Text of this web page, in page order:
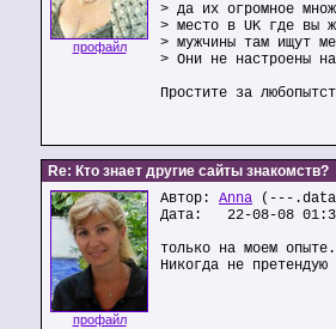
профайл
> да их огромное
> место в UK где вы
> мужчины там ищут
> Они не настроены
Простите за
Re: Кто знает другие сайты знакомств?
профайл
Автор: Anna (---
Дата: 22-08-08
только на моем опыте.
Никогда не